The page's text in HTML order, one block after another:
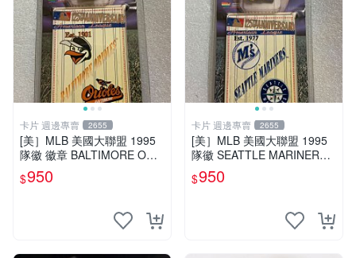
卡片 週邊專賣 2655
[美］MLB 美國大聯盟 1995
隊徽 徽章 BALTIMORE ORL
OLES 金鷹隊 出清
$950
卡片 週邊專賣 2655
[美］MLB 美國大聯盟 1995
隊徽 SEATTLE MARINERS
西雅圖 出清
$950